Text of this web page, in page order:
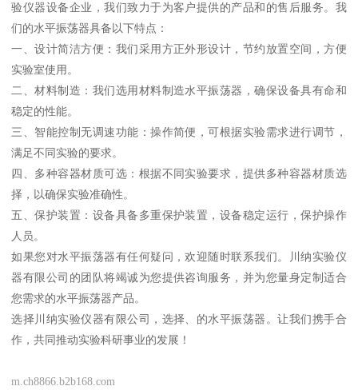
验仪器设备企业，我们致力于为客户提供的产品和的售后服务。我
们的水平振荡器具备以下特点：
一、设计简洁方便：我们采用方正外形设计，节约放置空间，方便
实验室使用。
二、材料制造：我们选用材料制造水平振荡器，确保设备具有命和
稳定的性能。
三、智能控制无调速功能：操作简便，可根据实验需求进行调节，
满足不同实验的要求。
四、多种容器材质可选：根据不同实验要求，提供多种容器材质选
择，以确保实验准确性。
五、保护装置：设备具备多重保护装置，设备稳定运行，保护操作
人员。
如果您对水平振荡器有任何疑问，欢迎随时联系我们。川纳实验仪
器有限公司的团队将竭诚为您提供咨询服务，并为您量身定制适合
您需求的水平振荡器产品。
选择川纳实验仪器有限公司，选择、的水平振荡器。让我们携手合
作，共同推动实验科研事业的发展！
m.ch8866.b2b168.com